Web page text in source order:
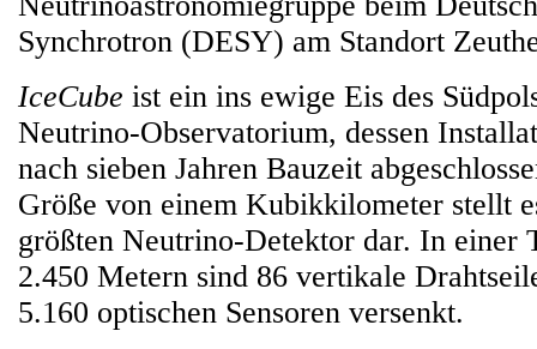
Synchrotron (DESY) am Standort
IceCube ist ein ins ewige Eis des
Neutrino-Observatorium, dessen
nach sieben Jahren Bauzeit
Größe von einem Kubikkilometer stellt
größten Neutrino-Detektor dar. In einer
2.450 Metern sind 86 vertikale
5.160 optischen Sensoren versenkt.